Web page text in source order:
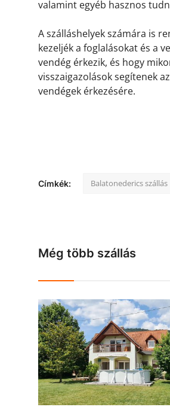
valamint egyéb hasznos
A szálláshelyek számára is
kezeljék a foglalásokat és a
vendég érkezik, és hogy
visszaigazolások segítenek
vendégek érkezésére.
Címkék: Balatonederics szállás
Még több szállás